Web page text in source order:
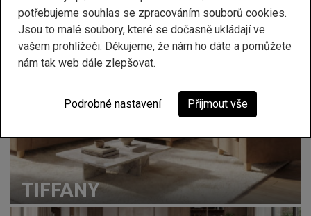
PRODUKTY VYSTAVENÉ NA TÉTO PRODEJNĚ
TIFFANY
potřebujeme souhlas se zpracováním souborů cookies.
Jsou to malé soubory, které se dočasně ukládají ve
vašem prohlížeči. Děkujeme, že nám ho dáte a pomůžete
nám tak web dále zlepšovat.
Podrobné nastavení Přijmout vše